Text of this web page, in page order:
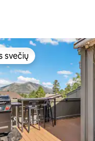
svečių